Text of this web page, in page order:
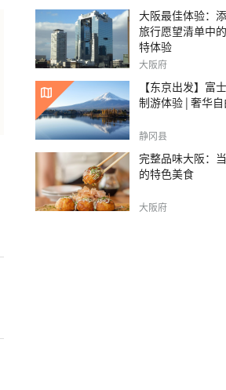
大阪最佳体验：
旅行愿望清单中
特体验
大阪府
【东京出发】富
制游体验 | 奢华
静冈县
完整品味大阪：
的特色美食
大阪府